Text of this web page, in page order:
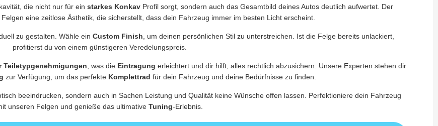
die nicht nur für ein starkes KonkavProfil sorgt, sondern auch das Gesamtbild deines Autos deutlich aufwertet. Der
eine zeitlose Ästhetik, die sicherstellt, dass dein Fahrzeug immer im besten Licht erscheint.
zu gestalten. Wähle ein Custom Finish , um deinen persönlichen Stil zu unterstreichen. Ist die Felge bereits unlackiert,
profitierst du von einem günstigeren Veredelungspreis.
Teiletypgenehmigungen , was die Eintragung erleichtert und dir hilft, alles rechtlich abzusichern. Unsere Experten stehen dir
zur Verfügung, um das perfekte Komplettrad für dein Fahrzeug und deine Bedürfnisse zu finden.
beeindrucken, sondern auch in Sachen Leistung und Qualität keine Wünsche offen lassen. Perfektioniere dein Fahrzeug
unseren Felgen und genieße das ultimative Tuning-Erlebnis.